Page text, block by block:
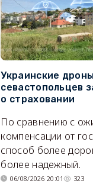
Украинские
севастопольцев
о страховании
По сравнению с
компенсации от
способ более
более надежный.
06/08/2026 20:01 323